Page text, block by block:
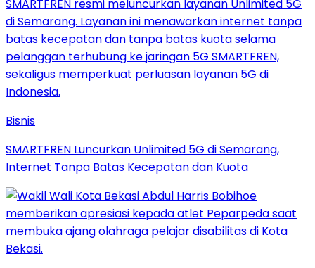
Bisnis
SMARTFREN Luncurkan Unlimited 5G di Semarang,
Internet Tanpa Batas Kecepatan dan Kuota